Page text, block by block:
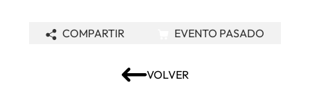
VOLVER
COMPARTIR EVENTO PASADO